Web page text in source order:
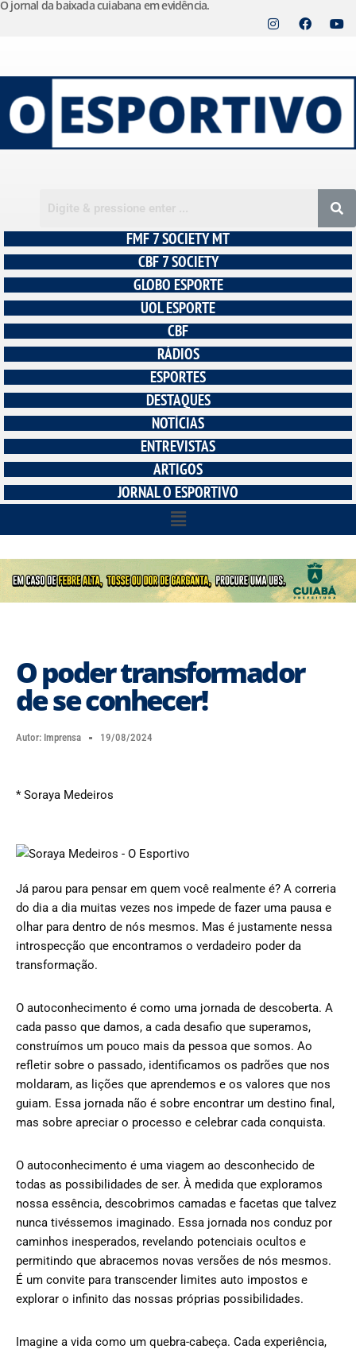
o
conteúdo
O jornal da baixada cuiabana em evidência.
FMF 7 SOCIETY MT
CBF 7 SOCIETY
GLOBO ESPORTE
UOL ESPORTE
CBF
RÁDIOS
ESPORTES
DESTAQUES
NOTÍCIAS
ENTREVISTAS
ARTIGOS
JORNAL O ESPORTIVO
O poder transformador
de se conhecer!
Autor: Imprensa 19/08/2024
* Soraya Medeiros
Já parou para pensar em quem você realmente é? A correria
do dia a dia muitas vezes nos impede de fazer uma pausa e
olhar para dentro de nós mesmos. Mas é justamente nessa
introspecção que encontramos o verdadeiro poder da
transformação.
O autoconhecimento é como uma jornada de descoberta. A
cada passo que damos, a cada desafio que superamos,
construímos um pouco mais da pessoa que somos. Ao
refletir sobre o passado, identificamos os padrões que nos
moldaram, as lições que aprendemos e os valores que nos
guiam. Essa jornada não é sobre encontrar um destino final,
mas sobre apreciar o processo e celebrar cada conquista.
O autoconhecimento é uma viagem ao desconhecido de
todas as possibilidades de ser. À medida que exploramos
nossa essência, descobrimos camadas e facetas que talvez
nunca tivéssemos imaginado. Essa jornada nos conduz por
caminhos inesperados, revelando potenciais ocultos e
permitindo que abracemos novas versões de nós mesmos.
É um convite para transcender limites auto impostos e
explorar o infinito das nossas próprias possibilidades.
Imagine a vida como um quebra-cabeça. Cada experiência,